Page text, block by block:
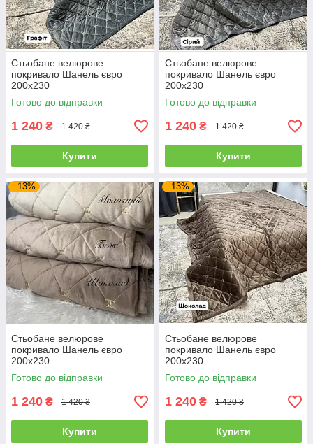
Стьобане велюрове
покривало Шанель євро
200х230
Готово до відправки
1 240 ₴ 1 420 ₴
Купити
Стьобане велюрове
покривало Шанель євро
200х230
Готово до відправки
1 240 ₴ 1 420 ₴
Купити
–13%
Стьобане велюрове
покривало Шанель євро
200х230
Готово до відправки
1 240 ₴ 1 420 ₴
Купити
–13%
Стьобане велюрове
покривало Шанель євро
200х230
Готово до відправки
1 240 ₴ 1 420 ₴
Купити